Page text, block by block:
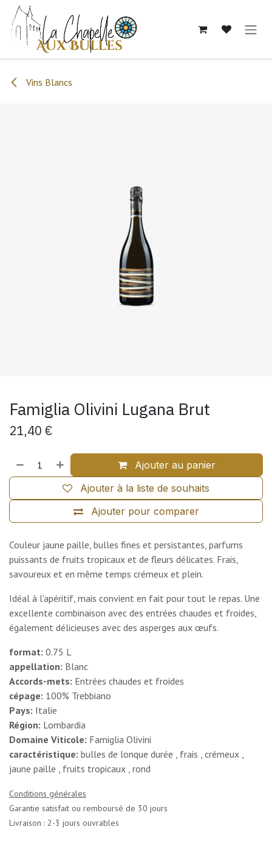
Se rendre au contenu
Vins Blancs
Famiglia Olivini Lugana Brut
21,40 €
Ajouter au panier
Ajouter pour comparer
Ajouter à la liste de souhaits
Couleur jaune paille, bulles fines et persistantes, parfums
puissants de fruits tropicaux et de fleurs délicates. Frais,
savoureux et en même temps crémeux et plein.
Idéal à l'apéritif, mais convient en fait pour tout le repas. Une
excellente combinaison avec des entrées chaudes et froides,
également délicieuses avec des asperges aux œufs.
format: 0.75 L
appellation: Blanc
Accords-mets: Entrées chaudes et froides
cépage: 100% Trebbiano
Pays: Italie
Région: Lombardia
Domaine Viticole: Famiglia Olivini
caractéristique: bulles de lonque durée , frais , crémeux ,
jaune paille , fruits tropicaux , rond
Conditions générales
Garantie satisfait ou remboursé de 30 jours
Livraison : 2-3 jours ouvrables